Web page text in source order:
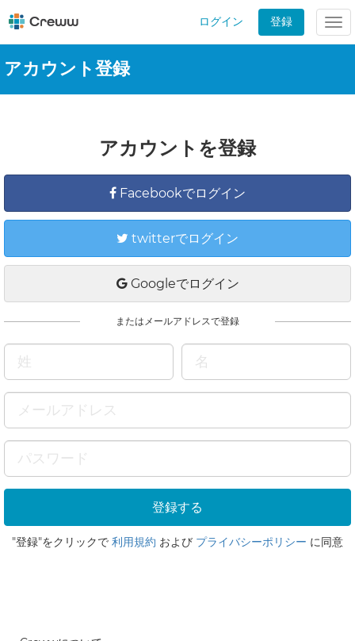
ログイン 登録
アカウント登録
アカウントを登録
Facebookでログイン
twitterでログイン
Googleでログイン
またはメールアドレスで登録
"登録"をクリックで 利用規約 および プライバシーポリシー に同意